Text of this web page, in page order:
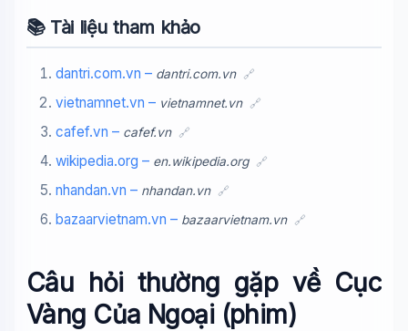
📚 Tài liệu tham khảo
dantri.com.vn – dantri.com.vn 🔗
vietnamnet.vn – vietnamnet.vn 🔗
cafef.vn – cafef.vn 🔗
wikipedia.org – en.wikipedia.org 🔗
nhandan.vn – nhandan.vn 🔗
bazaarvietnam.vn – bazaarvietnam.vn 🔗
Câu hỏi thường gặp về Cục
Vàng Của Ngoại (phim)